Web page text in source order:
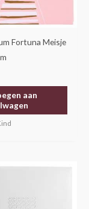
Fortuna Meisje
aan